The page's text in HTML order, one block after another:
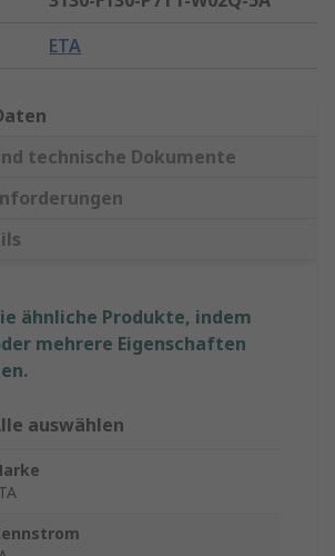
ETA
technische Dokumente
ähnliche Produkte, indem
mehrere Eigenschaften
auswählen